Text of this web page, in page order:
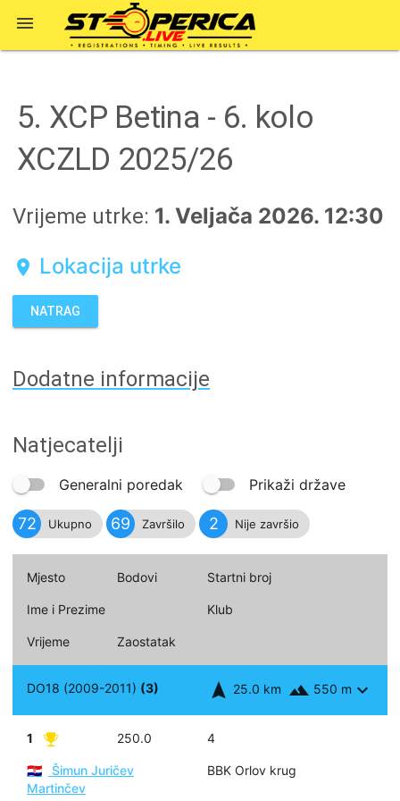

5. XCP Betina - 6. kolo
XCZLD 2025/26
Vrijeme utrke: 1. Veljača 2026. 12:30
location_on Lokacija utrke
NATRAG
Dodatne informacije
Natjecatelji
Generalni poredak Prikaži države
72 Ukupno 69 Završilo 2 Nije završio
Mjesto Bodovi Startni broj
Ime i Prezime Klub
Vrijeme Zaostatak
DO18 (2009-2011) (3) expand_more
landscape 550 m
navigation 25.0 km
1 250.0 4
🇭🇷
Šimun Juričev
Martinčev
BBK Orlov krug